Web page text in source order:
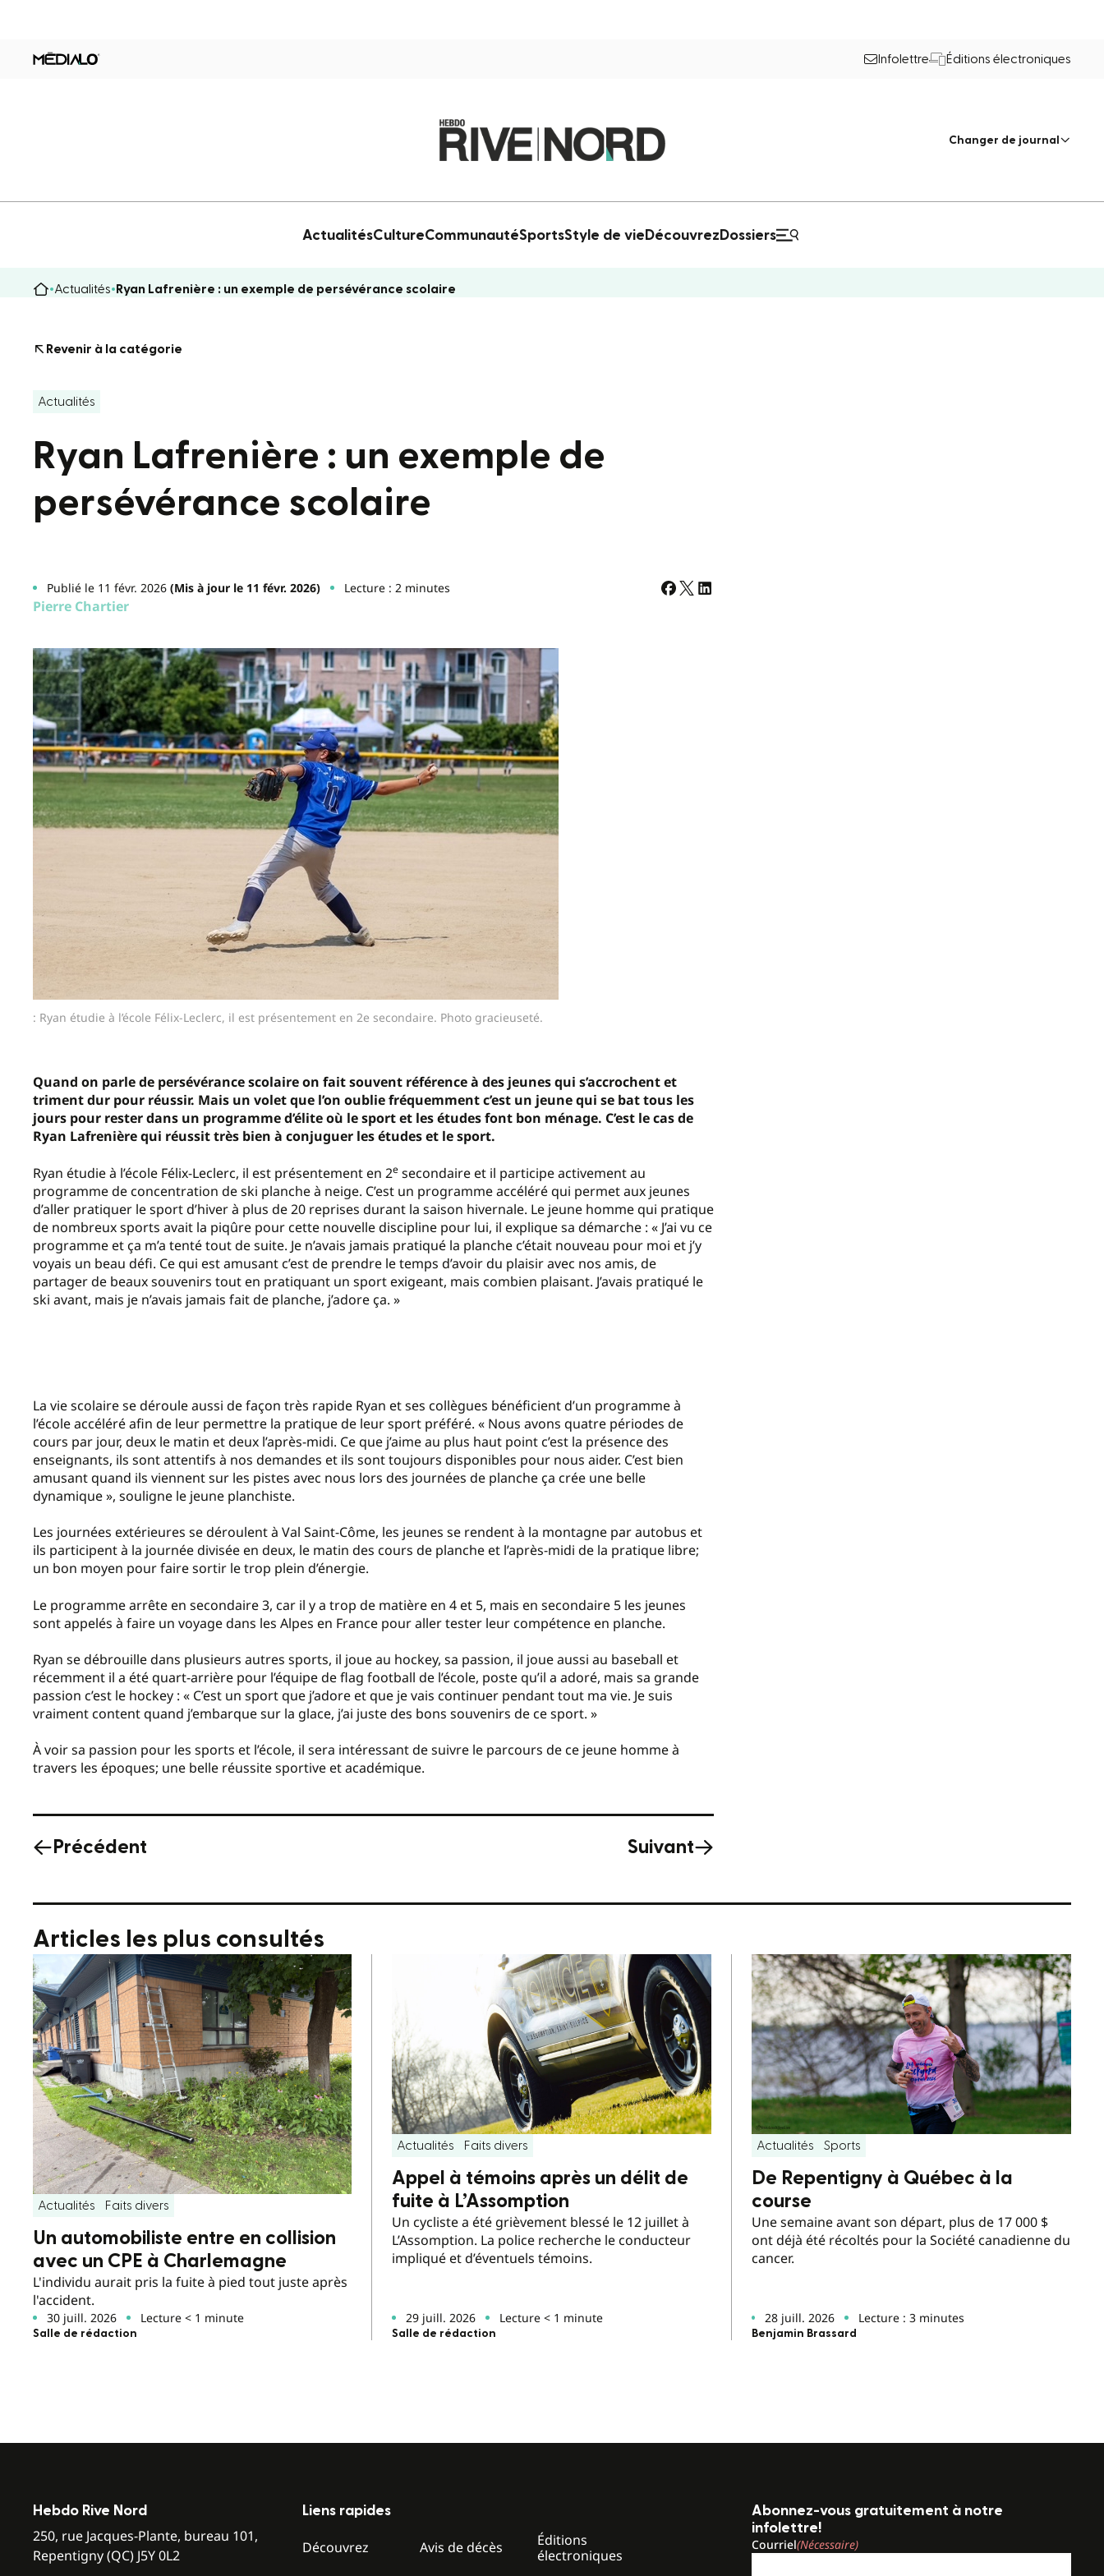
Infolettre Éditions électroniques
Changer de journal
ActualitésCultureCommunautéSportsStyle de vie Découvrez Dossiers
Actualités Ryan Lafrenière : un exemple de persévérance scolaire
Revenir à la catégorie
Actualités
Ryan Lafrenière : un exemple de
persévérance scolaire
Publié le 11 févr. 2026(Mis à jour le 11 févr. 2026) Lecture : 2 minutes
Pierre Chartier
: Ryan étudie à l’école Félix-Leclerc, il est présentement en 2e secondaire. Photo gracieuseté.
Quand on parle de persévérance scolaire on fait souvent référence à des jeunes qui s’accrochent et
triment dur pour réussir. Mais un volet que l’on oublie fréquemment c’est un jeune qui se bat tous les
jours pour rester dans un programme d’élite où le sport et les études font bon ménage. C’est le cas de
Ryan Lafrenière qui réussit très bien à conjuguer les études et le sport.
Ryan étudie à l’école Félix-Leclerc, il est présentement en 2e secondaire et il participe activement au
programme de concentration de ski planche à neige. C’est un programme accéléré qui permet aux jeunes
d’aller pratiquer le sport d’hiver à plus de 20 reprises durant la saison hivernale. Le jeune homme qui pratique
de nombreux sports avait la piqûre pour cette nouvelle discipline pour lui, il explique sa démarche : « J’ai vu ce
programme et ça m’a tenté tout de suite. Je n’avais jamais pratiqué la planche c’était nouveau pour moi et j’y
voyais un beau défi. Ce qui est amusant c’est de prendre le temps d’avoir du plaisir avec nos amis, de
partager de beaux souvenirs tout en pratiquant un sport exigeant, mais combien plaisant. J’avais pratiqué le
ski avant, mais je n’avais jamais fait de planche, j’adore ça. »
La vie scolaire se déroule aussi de façon très rapide Ryan et ses collègues bénéficient d’un programme à
l’école accéléré afin de leur permettre la pratique de leur sport préféré. « Nous avons quatre périodes de
cours par jour, deux le matin et deux l’après-midi. Ce que j’aime au plus haut point c’est la présence des
enseignants, ils sont attentifs à nos demandes et ils sont toujours disponibles pour nous aider. C’est bien
amusant quand ils viennent sur les pistes avec nous lors des journées de planche ça crée une belle
dynamique », souligne le jeune planchiste.
Les journées extérieures se déroulent à Val Saint-Côme, les jeunes se rendent à la montagne par autobus et
ils participent à la journée divisée en deux, le matin des cours de planche et l’après-midi de la pratique libre;
un bon moyen pour faire sortir le trop plein d’énergie.
Le programme arrête en secondaire 3, car il y a trop de matière en 4 et 5, mais en secondaire 5 les jeunes
sont appelés à faire un voyage dans les Alpes en France pour aller tester leur compétence en planche.
Ryan se débrouille dans plusieurs autres sports, il joue au hockey, sa passion, il joue aussi au baseball et
récemment il a été quart-arrière pour l’équipe de flag football de l’école, poste qu’il a adoré, mais sa grande
passion c’est le hockey : « C’est un sport que j’adore et que je vais continuer pendant tout ma vie. Je suis
vraiment content quand j’embarque sur la glace, j’ai juste des bons souvenirs de ce sport. »
À voir sa passion pour les sports et l’école, il sera intéressant de suivre le parcours de ce jeune homme à
travers les époques; une belle réussite sportive et académique.
Précédent Suivant
Articles les plus consultés
Actualités Faits divers
Un automobiliste entre en collision
avec un CPE à Charlemagne
L'individu aurait pris la fuite à pied tout juste après
l'accident.
30 juill. 2026 Lecture < 1 minute
Salle de rédaction
Actualités Faits divers
Appel à témoins après un délit de
fuite à L’Assomption
Un cycliste a été grièvement blessé le 12 juillet à
L’Assomption. La police recherche le conducteur
impliqué et d’éventuels témoins.
29 juill. 2026 Lecture < 1 minute
Salle de rédaction
Actualités Sports
De Repentigny à Québec à la
course
Une semaine avant son départ, plus de 17 000 $
ont déjà été récoltés pour la Société canadienne du
cancer.
28 juill. 2026 Lecture : 3 minutes
Benjamin Brassard
Hebdo Rive Nord
250, rue Jacques-Plante, bureau 101,
Repentigny (QC) J5Y 0L2
Liens rapides
Découvrez Avis de décès
Éditions
électroniques
Abonnez-vous gratuitement à notre
infolettre!
Courriel(Nécessaire)